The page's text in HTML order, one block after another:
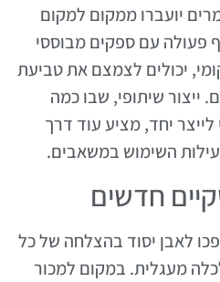
יועברו ממקום למקום
פעולה עם ספקים מבוססי
יכולים לצמצם את טביעת
ייצור שיתופי, שבו כמה
יחד, מציע עוד דרך
השימוש במשאבים.
חדשים
לאבן יסוד בהצלחה של כל
מעגלית. במקום למכור